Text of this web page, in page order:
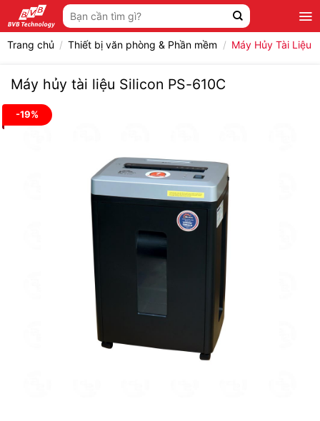
qua
nội
Tìm
kiếm:
Trang chủ / Thiết bị văn phòng & Phần mềm / Máy Hủy Tài Liệu
Máy hủy tài liệu Silicon PS-610C
-19%